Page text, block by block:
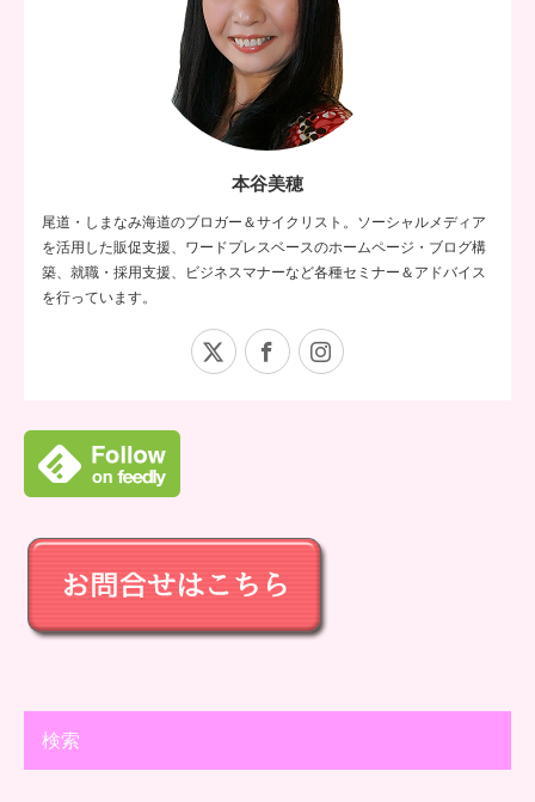
本谷美穂
尾道・しまなみ海道のブロガー＆サイクリスト。ソーシャルメディア
を活用した販促支援、ワードプレスベースのホームページ・ブログ構
築、就職・採用支援、ビジネスマナーなど各種セミナー＆アドバイス
を行っています。
Facebook
検索